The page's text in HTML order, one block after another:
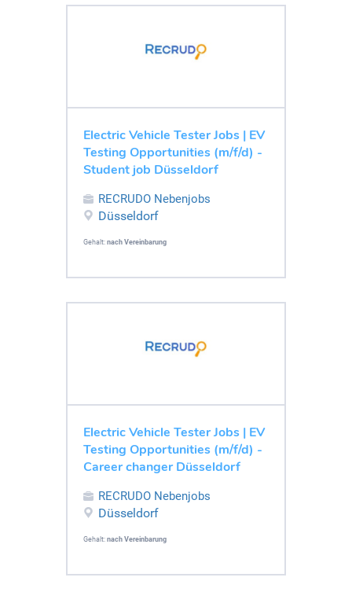
Electric Vehicle Tester Jobs | EV
Testing Opportunities (m/f/d) -
Student job Düsseldorf
RECRUDO Nebenjobs
Düsseldorf
Gehalt: nach Vereinbarung
Electric Vehicle Tester Jobs | EV
Testing Opportunities (m/f/d) -
Career changer Düsseldorf
RECRUDO Nebenjobs
Düsseldorf
Gehalt: nach Vereinbarung